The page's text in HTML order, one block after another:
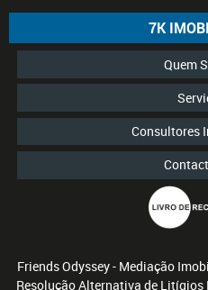
7K
Quem
Consultores
Friends Odyssey - Mediação
Resolução Alternativa de Litígios |